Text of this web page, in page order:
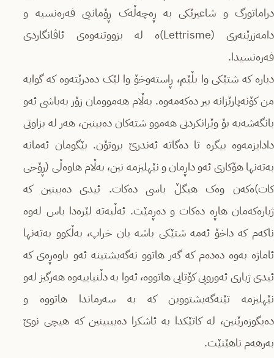
دراماتورگ و شاعیرێکی بە ڕەچەڵەک ڕۆمانیی فەرەنسیە و
دامەزرێنەری (Lettrisme)ە لە بزووتنەوەی ئاڤانگاردی
فەرەنسیدا.
دیارە کە شتێکی وا بڵێم، ڕاستەوخۆ وا لێک دەدرێتەوە کە گوایە
من کۆنەپارێزانە بیر دەکەمەوە. بەڵام هەموومان زۆر بەباشی ئەو
بانگەشەیە بۆ وێرانکردنی هەموو شتەکان دەبینین، هەر لە بزاوتی
دادایزمەوە بیگرە تا دەگاتە ئەندرێ بروتۆن. بێگومان ئەمانە
بەتەنها هۆکاری ئەو داڕمان و نێهلیزمە نین، بەڵام هاوەڵی (ڕۆحی
کات)ەکەن وەک هیگڵ باسی دەکات. ئیدی دەبینین کە
ژیارەکەمان هاڕە دەکات و دەڕمێت. ئەڵبەتە لێرەدا باس لەوە
ناکەم کە داخۆ ئەمە شتێکی باشە یان خراپ، بەڵکوو بەتەنها
ئاماژە بەوە دەدەم کە گەر هاتوو نەگەیشتینە ئەو باوەڕەی کە
ئیدی ژیاری ئەوروپی کۆتایی هاتووە، ئەوا بە دڵنیاییەوە هەرگیز لەو
نێهلیزمە تێنەگەیشتووین کە بە سەرماندا هاتووە و
دەیگوزەرێنین، لە کاتێکدا بە ئاشکرا دەییبینین کە هیچی نوێ
بەرهەم ناهێنێت.